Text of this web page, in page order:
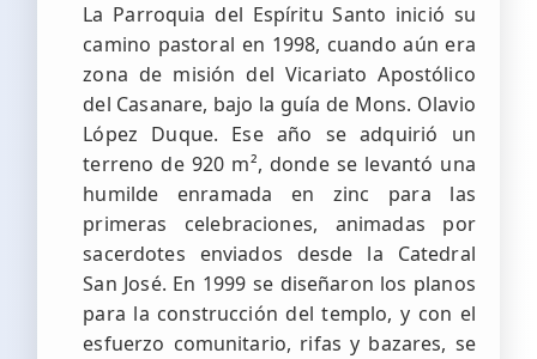
La Parroquia del Espíritu Santo inició su
camino pastoral en 1998, cuando aún era
zona de misión del Vicariato Apostólico
del Casanare, bajo la guía de Mons. Olavio
López Duque. Ese año se adquirió un
terreno de 920 m², donde se levantó una
humilde enramada en zinc para las
primeras celebraciones, animadas por
sacerdotes enviados desde la Catedral
San José. En 1999 se diseñaron los planos
para la construcción del templo, y con el
esfuerzo comunitario, rifas y bazares, se